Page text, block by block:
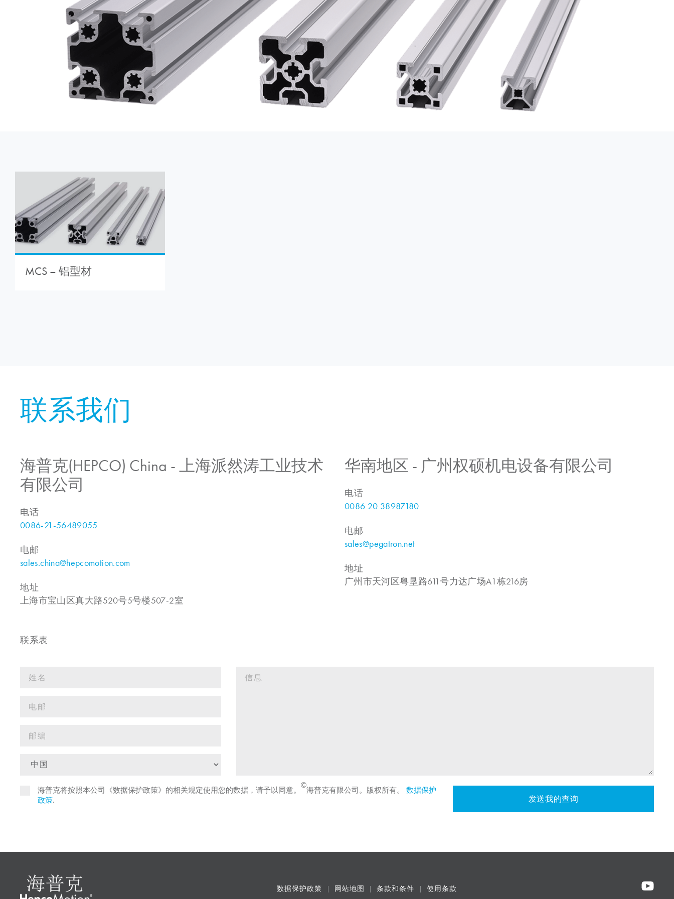
MCS – 铝型材
联系我们
海普克(HEPCO) China - 上海派然涛工业技术
有限公司
电话
0086-21-56489055
电邮
sales.china@hepcomotion.com
地址
上海市宝山区真大路520号5号楼507-2室
华南地区 - 广州权硕机电设备有限公司
电话
0086 20 38987180
电邮
sales@pegatron.net
地址
广州市天河区粤垦路611号力达广场A1栋216房
联系表
海普克将按照本公司《数据保护政策》的相关规定使用您的数据，请予以同意。
©
海普克有限公司。版权所有。 数据保护
政策. 发送我的查询
数据保护政策 网站地图 条款和条件 使用条款